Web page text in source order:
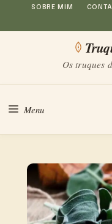
Saltar
para
conteúdo
SOBRE MIM
Os truques
Menu